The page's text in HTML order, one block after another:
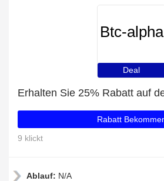
Btc-alpha
Deal
Rabatt
9 klickt
Ablauf: N/A